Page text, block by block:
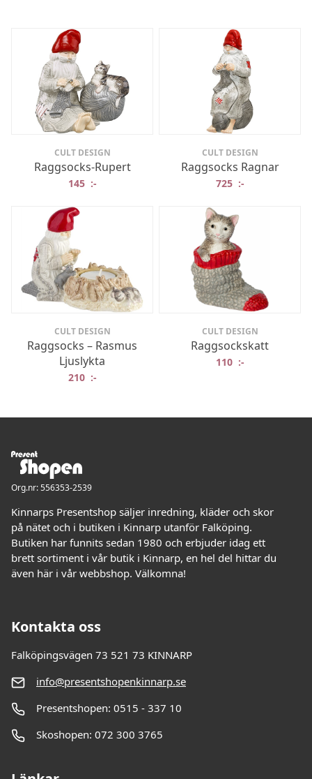
CULT DESIGN
Raggsocks-Rupert
145 :-
CULT DESIGN
Raggsocks Ragnar
725 :-
CULT DESIGN
Raggsocks – Rasmus
Ljuslykta
210 :-
CULT DESIGN
Raggsockskatt
110 :-
Org.nr: 556353-2539
Kinnarps Presentshop säljer inredning, kläder och skor
på nätet och i butiken i Kinnarp utanför Falköping.
Butiken har funnits sedan 1980 och erbjuder idag ett
brett sortiment i vår butik i Kinnarp, en hel del hittar du
även här i vår webbshop. Välkomna!
Kontakta oss
Falköpingsvägen 73 521 73 KINNARP
info@presentshopenkinnarp.se
Presentshopen: 0515 - 337 10
Skoshopen: 072 300 3765